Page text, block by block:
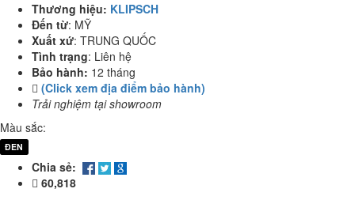
Thương hiệu: KLIPSCH
Đến từ: MỸ
Xuất xứ: TRUNG QUỐC
Tình trạng: Liên hệ
Bảo hành: 12 tháng
(Click xem địa điểm bảo hành)
Trải nghiệm tại showroom
Màu sắc:
ĐEN
Chia sẻ:
60,818